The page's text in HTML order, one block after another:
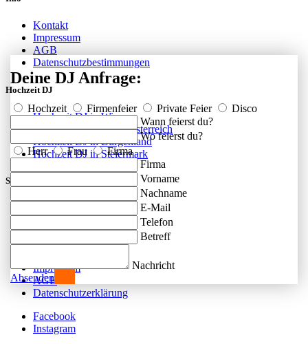
Kontakt
Impressum
AGB
Datenschutzbestimmungen
Hochzeit DJ
Hochzeit DJ in Wien
Hochzeit DJ in Niederösterreich
Hochzeit DJ in Burgenland
Hochzeit DJ in Steiermark
Social
Facebook
Instagram
Impressum
AGB
Datenschutzerklärung
Facebook
Instagram
Deine DJ Anfrage:
Hochzeit Firmenfeier Private Feier
Disco
Wann feierst du?
Wo feierst du?
Herr
Frau
Firma
Firma
Vorname
Nachname
E-Mail
Telefon
Betreff
Nachricht
Absenden